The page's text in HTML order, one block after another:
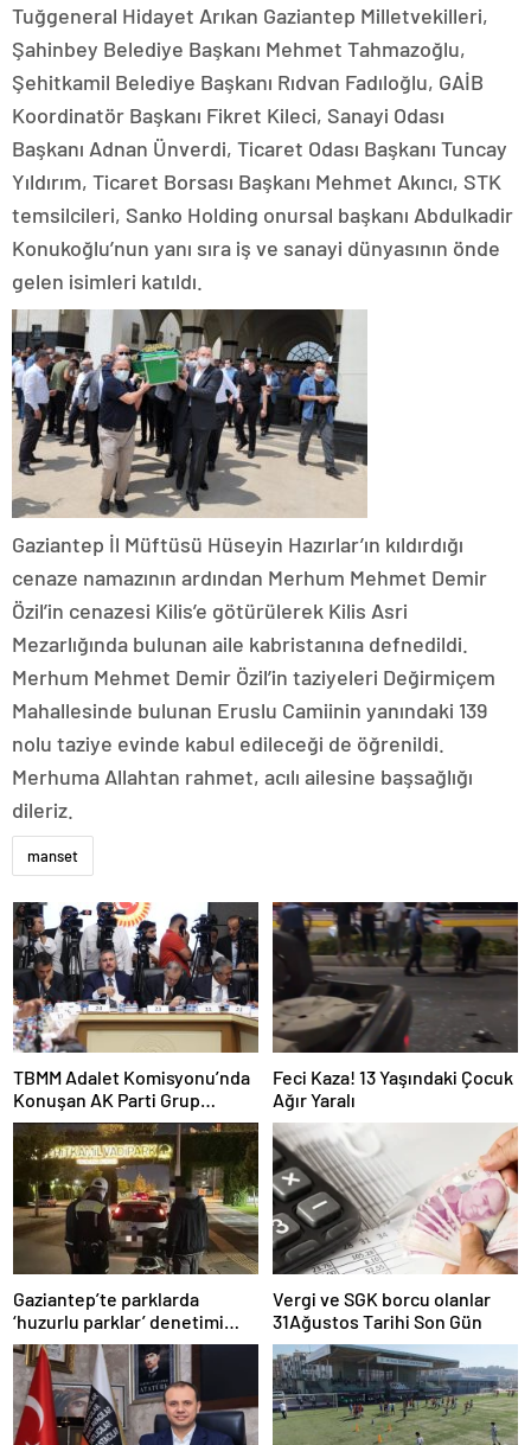
Tuğgeneral Hidayet Arıkan Gaziantep Milletvekilleri,
Şahinbey Belediye Başkanı Mehmet Tahmazoğlu,
Şehitkamil Belediye Başkanı Rıdvan Fadıloğlu, GAİB
Koordinatör Başkanı Fikret Kileci, Sanayi Odası
Başkanı Adnan Ünverdi, Ticaret Odası Başkanı Tuncay
Yıldırım, Ticaret Borsası Başkanı Mehmet Akıncı, STK
temsilcileri, Sanko Holding onursal başkanı Abdulkadir
Konukoğlu’nun yanı sıra iş ve sanayi dünyasının önde
gelen isimleri katıldı.
Gaziantep İl Müftüsü Hüseyin Hazırlar’ın kıldırdığı
cenaze namazının ardından Merhum Mehmet Demir
Özil’in cenazesi Kilis’e götürülerek Kilis Asri
Mezarlığında bulunan aile kabristanına defnedildi.
Merhum Mehmet Demir Özil’in taziyeleri Değirmiçem
Mahallesinde bulunan Eruslu Camiinin yanındaki 139
nolu taziye evinde kabul edileceği de öğrenildi.
Merhuma Allahtan rahmet, acılı ailesine başsağlığı
dileriz.
manset
TBMM Adalet Komisyonu’nda
Konuşan AK Parti Grup
Başkanvekili Abdulhamit Gül:
“Kanun Teklifi Milletimizin
Teklifidir”
Feci Kaza! 13 Yaşındaki Çocuk
Ağır Yaralı
Gaziantep’te parklarda
‘huzurlu parklar’ denetimi
yapıldı.
Vergi ve SGK borcu olanlar
31Ağustos Tarihi Son Gün